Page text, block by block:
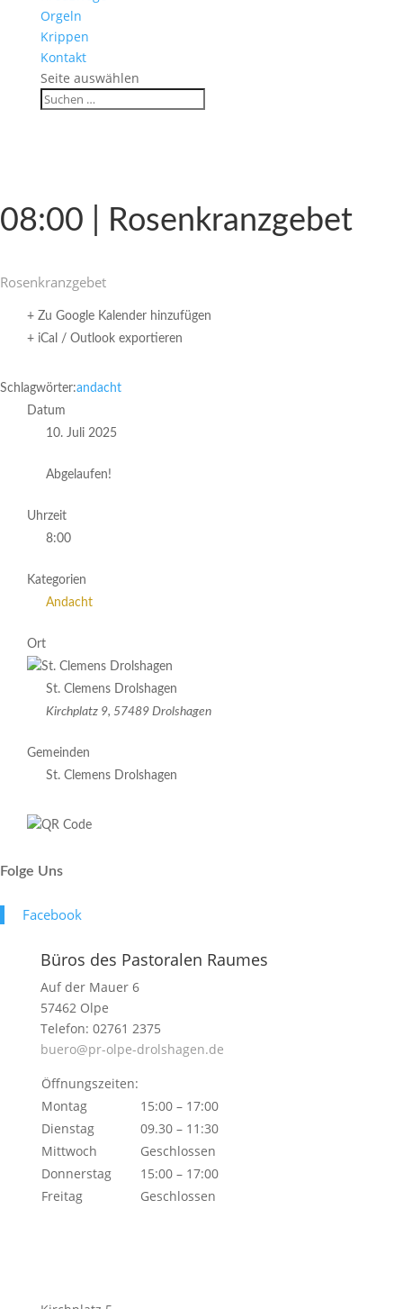
Orgeln
Krippen
Kontakt
Seite auswählen
08:00 | Rosenkranzgebet
Rosen­kranz­gebet
+ Zu Google Kalender hinzufügen
+ iCal / Outlook exportieren
Schlagwörter:andacht
Datum
10. Juli 2025
Abgelaufen!
Uhrzeit
8:00
Kategorien
Andacht
Ort
St. Clemens Drolshagen
Kirchplatz 9, 57489 Drolshagen
Gemeinden
St. Clemens Drolshagen
Folge Uns
Face­book
Büros des Pastoralen Raumes
Auf der Mauer 6
57462 Olpe
Telefon: 02761 2375
buero@pr-olpe-drolshagen.de
Öffnungszeiten:
Montag
15:00 – 17:00
Dienstag
09.30 – 11:30
Mittwoch
Geschlossen
Donnerstag
15:00 – 17:00
Freitag
Geschlossen